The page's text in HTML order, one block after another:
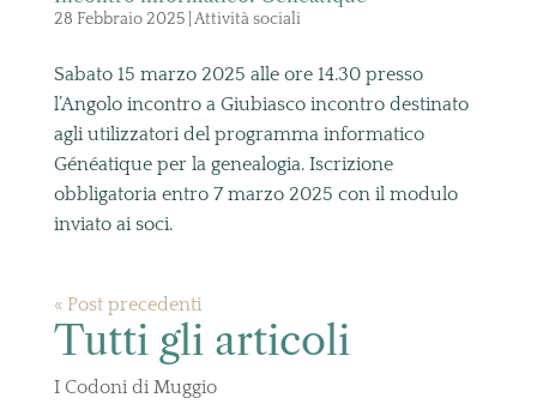
28 Febbraio 2025| Attività sociali
Sabato 15 marzo 2025 alle ore 14.30 presso
l’Angolo incontro a Giubiasco incontro destinato
agli utilizzatori del programma informatico
Généatique per la genealogia. Iscrizione
obbligatoria entro 7 marzo 2025 con il modulo
inviato ai soci.
« Post precedenti
Tutti gli articoli
I Codoni di Muggio